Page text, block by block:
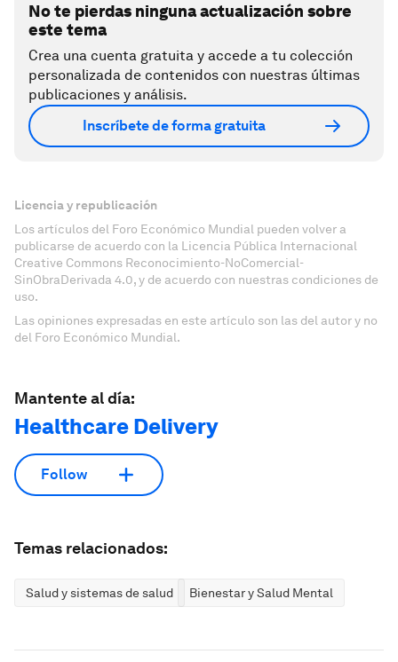
No te pierdas ninguna actualización sobre
este tema
Crea una cuenta gratuita y accede a tu colección
personalizada de contenidos con nuestras últimas
publicaciones y análisis.
Inscríbete de forma gratuita
Licencia y republicación
Los artículos del Foro Económico Mundial pueden volver a
publicarse de acuerdo con la Licencia Pública Internacional
Creative Commons Reconocimiento-NoComercial-
SinObraDerivada 4.0, y de acuerdo con nuestras condiciones de
uso.
Las opiniones expresadas en este artículo son las del autor y no
del Foro Económico Mundial.
Mantente al día:
Healthcare Delivery
Follow
Temas relacionados:
Salud y sistemas de salud Bienestar y Salud Mental